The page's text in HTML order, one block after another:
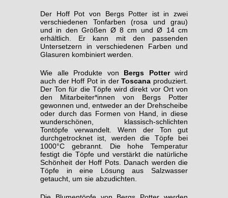
Der Hoff Pot von Bergs Potter ist in zwei
verschiedenen Tonfarben (rosa und grau)
und in den Größen Ø 8 cm und Ø 14 cm
erhältlich. Er kann mit den passenden
Untersetzern in verschiedenen Farben und
Glasuren kombiniert werden.
Wie alle Produkte von Bergs Potterwird
auch der Hoff Pot in derToscana produziert.
Der Ton für die Töpfe wird direkt vor Ort von
den Mitarbeiter*innen von Bergs Potter
gewonnen und, entweder an der Drehscheibe
oder durch das Formen von Hand, in diese
wunderschönen, klassisch-schlichten
Tontöpfe verwandelt. Wenn der Ton gut
durchgetrocknet ist, werden die Töpfe bei
1000°C gebrannt. Die hohe Temperatur
festigt die Töpfe und verstärkt die natürliche
Schönheit der Hoff Pots. Danach werden die
Töpfe in eine Lösung aus Salzwasser
getaucht, um sie abzudichten.